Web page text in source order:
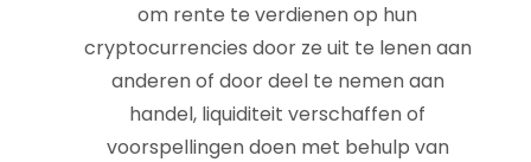
om rente te verdienen op hun
cryptocurrencies door ze uit te lenen aan
anderen of door deel te nemen aan
handel, liquiditeit verschaffen of
voorspellingen doen met behulp van